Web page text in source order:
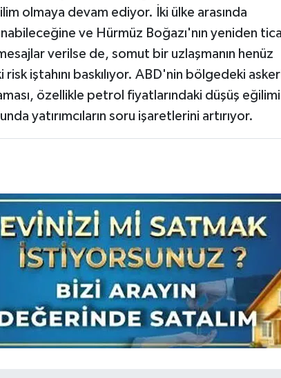
olmaya devam ediyor. İki ülke arasında
ve Hürmüz Boğazı'nın yeniden
verilse de, somut bir uzlaşmanın henüz
iştahını baskılıyor. ABD'nin bölgedeki
özellikle petrol fiyatlarındaki düşüş
yatırımcıların soru işaretlerini artırıyor.